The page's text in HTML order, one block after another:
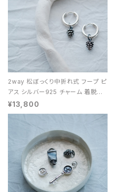
2way 松ぼっくり中折れ式 フープ ピ
アス シルバー925 チャーム 着脱可
能 レディース ユニセックス
¥13,800